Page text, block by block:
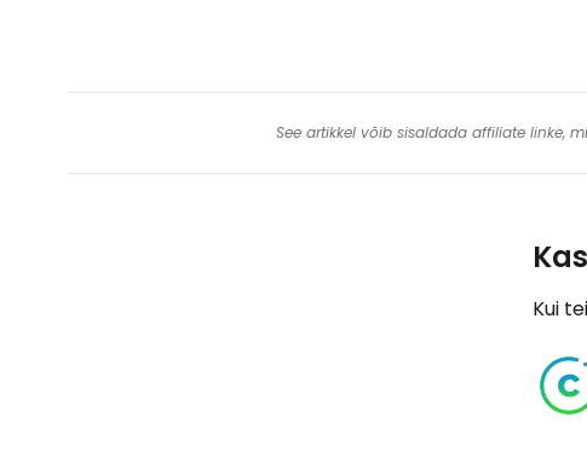
See artikkel võib sisaldada affiliate linke,
Kui